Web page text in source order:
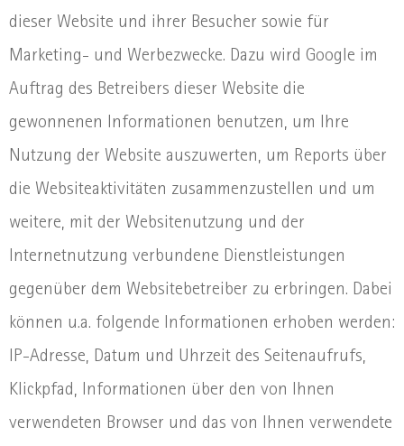
dieser Website und ihrer Besucher sowie für
Marketing- und Werbezwecke. Dazu wird Google im
Auftrag des Betreibers dieser Website die
gewonnenen Informationen benutzen, um Ihre
Nutzung der Website auszuwerten, um Reports über
die Websiteaktivitäten zusammenzustellen und um
weitere, mit der Websitenutzung und der
Internetnutzung verbundene Dienstleistungen
gegenüber dem Websitebetreiber zu erbringen. Dabei
können u.a. folgende Informationen erhoben werden:
IP-Adresse, Datum und Uhrzeit des Seitenaufrufs,
Klickpfad, Informationen über den von Ihnen
verwendeten Browser und das von Ihnen verwendete